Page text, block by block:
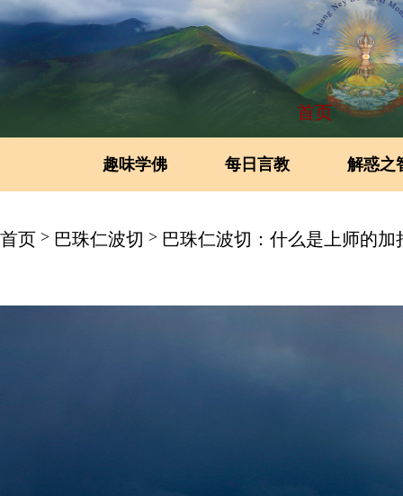
首页
趣味学佛 每日言教 解惑之
首页 > 巴珠仁波切 > 巴珠仁波切：什么是上师的加